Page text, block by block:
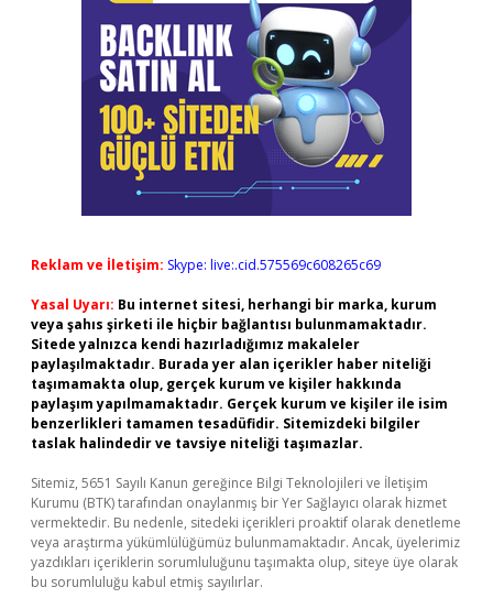
Reklam ve İletişim: Skype: live:.cid.575569c608265c69
Yasal Uyarı: Bu internet sitesi, herhangi bir marka, kurum
veya şahıs şirketi ile hiçbir bağlantısı bulunmamaktadır.
Sitede yalnızca kendi hazırladığımız makaleler
paylaşılmaktadır. Burada yer alan içerikler haber niteliği
taşımamakta olup, gerçek kurum ve kişiler hakkında
paylaşım yapılmamaktadır. Gerçek kurum ve kişiler ile isim
benzerlikleri tamamen tesadüfidir. Sitemizdeki bilgiler
taslak halindedir ve tavsiye niteliği taşımazlar.
Sitemiz, 5651 Sayılı Kanun gereğince Bilgi Teknolojileri ve İletişim
Kurumu (BTK) tarafından onaylanmış bir Yer Sağlayıcı olarak hizmet
vermektedir. Bu nedenle, sitedeki içerikleri proaktif olarak denetleme
veya araştırma yükümlülüğümüz bulunmamaktadır. Ancak, üyelerimiz
yazdıkları içeriklerin sorumluluğunu taşımakta olup, siteye üye olarak
bu sorumluluğu kabul etmiş sayılırlar.